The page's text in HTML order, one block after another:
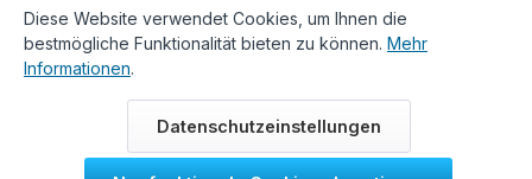
© 2026 WUH24.de - Weigel und Unger Heizungs- und
Sanitärtechnik GmbH
Diese Website verwendet Cookies, um Ihnen die
bestmögliche Funktionalität bieten zu können. Mehr
Informationen.
Datenschutzeinstellungen